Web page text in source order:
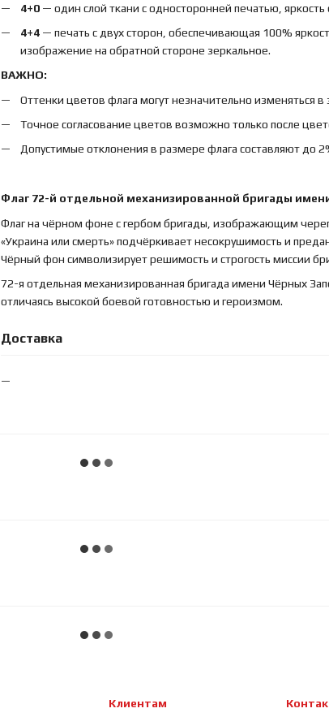
4+0— один слой ткани с односторонней печатью, яркость
4+4— печать с двух сторон, обеспечивающая 100%
изображение на обратной стороне зеркальное.
ВАЖНО:
Оттенки цветов флага могут незначительно изменяться
Точное согласование цветов возможно только после
Допустимые отклонения в размере флага составляют до
Флаг 72-й отдельной механизированной бригады
Флаг на чёрном фоне с гербом бригады, изображающим
«Украина или смерть» подчёркивает несокрушимость и
Чёрный фон символизирует решимость и строгость миссии
72-я отдельная механизированная бригада имени Чёрных
отличаясь высокой боевой готовностью и героизмом.
Доставка
Клиентам